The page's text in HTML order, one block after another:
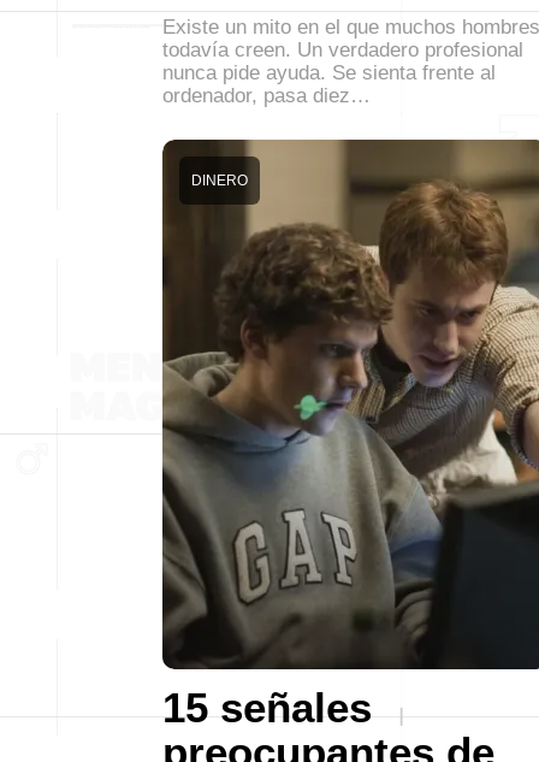
Existe un mito en el que muchos hombres
todavía creen. Un verdadero profesional
nunca pide ayuda. Se sienta frente al
ordenador, pasa diez…
15 señales
preocupantes de
DINERO